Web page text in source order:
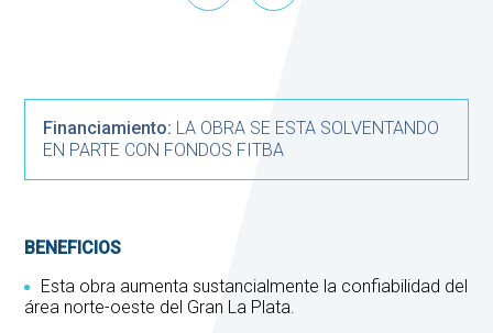
Financiamiento: LA OBRA SE ESTA SOLVENTANDO
EN PARTE CON FONDOS FITBA
BENEFICIOS
Esta obra aumenta sustancialmente la confiabilidad del
área norte-oeste del Gran La Plata.